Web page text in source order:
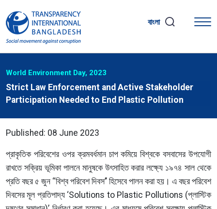
বাংলা
World Environment Day, 2023
Strict Law Enforcement and Active Stakeholder
Participation Needed to End Plastic Pollution
Published: 08 June 2023
প্রাকৃতিক পরিবেশের ওপর ক্রমবর্ধমান চাপ কমিয়ে বিশ্বকে বসবাসের উপযোগী
রাখতে সক্রিয় ভূমিকা পালনে মানুষকে উৎসাহিত করার লক্ষ্যে ১৯৭৪ সাল থেকে
প্রতি বছর ৫ জুন ‘‘বিশ্ব পরিবেশ দিবস’’ হিসেবে পালন করা হয়। এ বছর পরিবেশ
দিবসের মূল প্রতিপাদ্য ‘Solutions to Plastic Pollutions (প্লাস্টিক